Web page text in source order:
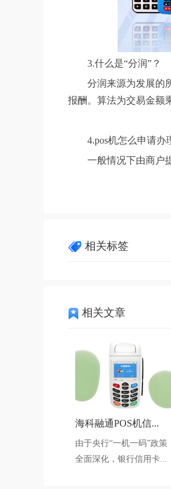
3.什么是“分润”？
分润来源为发展的
报酬。算法为交易金额
4.pos机怎么申请办
一般情况下由商户
相关标签
相关文章
海科融通POS机信...
由于央行“一机一码”政策
全面深化，银行信用卡...